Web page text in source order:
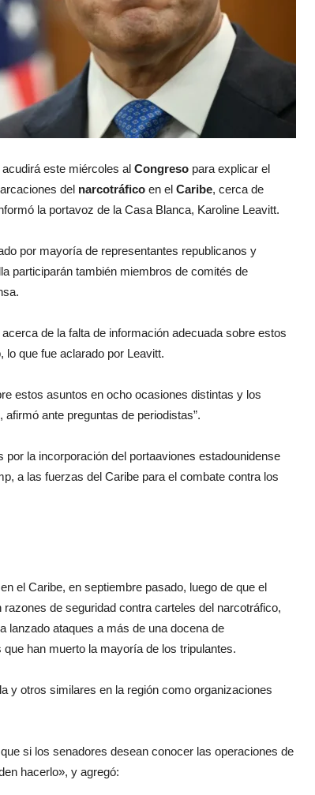
acudirá este miércoles al Congreso para explicar el
del narcotráfico en el Caribe, cerca de
la portavoz de la Casa Blanca, Karoline Leavitt.
por mayoría de representantes republicanos y
participarán también miembros de comités de
de la falta de información adecuada sobre estos
lo que fue aclarado por Leavitt.
estos asuntos en ocho ocasiones distintas y los
ante preguntas de periodistas”.
la incorporación del portaaviones estadounidense
a las fuerzas del Caribe para el combate contra los
el Caribe, en septiembre pasado, luego de que el
de seguridad contra carteles del narcotráfico,
lanzado ataques a más de una docena de
han muerto la mayoría de los tripulantes.
y otros similares en la región como organizaciones
si los senadores desean conocer las operaciones de
hacerlo», y agregó: